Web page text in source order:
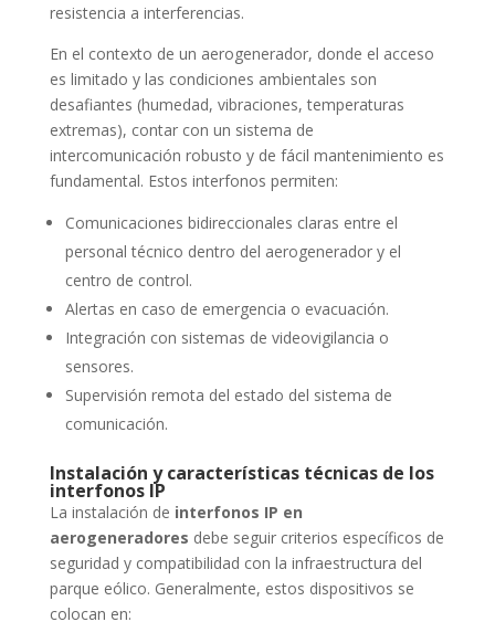
resistencia a interferencias.
En el contexto de un aerogenerador, donde el acceso
es limitado y las condiciones ambientales son
desafiantes (humedad, vibraciones, temperaturas
extremas), contar con un sistema de
intercomunicación robusto y de fácil mantenimiento es
fundamental. Estos interfonos permiten:
Comunicaciones bidireccionales claras entre el
personal técnico dentro del aerogenerador y el
centro de control.
Alertas en caso de emergencia o evacuación.
Integración con sistemas de videovigilancia o
sensores.
Supervisión remota del estado del sistema de
comunicación.
Instalación y características técnicas de los
interfonos IP
La instalación de interfonos IP en
aerogeneradores debe seguir criterios específicos de
seguridad y compatibilidad con la infraestructura del
parque eólico. Generalmente, estos dispositivos se
colocan en: